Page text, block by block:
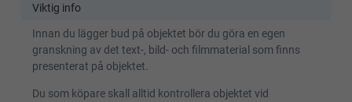
Viktig info
Innan du lägger bud på objektet bör du göra en egen
granskning av det text-, bild- och filmmaterial som finns
presenterat på objektet.
Du som köpare skall alltid kontrollera objektet vid